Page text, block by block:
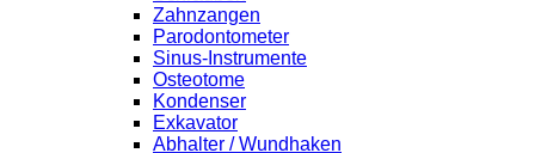
Zahnzangen
Parodontometer
Sinus-Instrumente
Osteotome
Kondenser
Exkavator
Abhalter / Wundhaken